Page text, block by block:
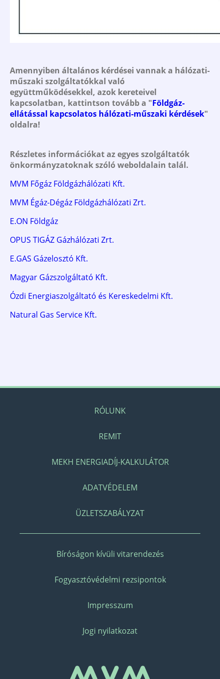
Amennyiben általános kérdései vannak a hálózati-
műszaki szolgáltatókkal való
együttműködésekkel, azok kereteivel
kapcsolatban, kattintson tovább a "Földgáz-
ellátással kapcsolatos hálózati-műszaki kérdések"
oldalra!
Részletes információkat az egyes szolgáltatók
önkormányzatoknak szóló weboldalain talál.
MVM Főgáz Földgázhálózati Kft.
MVM Égáz-Dégáz Földgázhálózati Zrt.
E.ON Földgáz
OPUS TIGÁZ Gázhálózati Zrt.
E.GAS Gázelosztó Kft.
Magyar Gázszolgáltató Kft.
Ózdi Energiaszolgáltató és Kereskedelmi Kft.
Natural Gas Service Kft.
RÓLUNK
REMIT
MEKH ENERGIADÍJ-KALKULÁTOR
ADATVÉDELEM
ÜZLETSZABÁLYZAT
Bíróságon kívüli vitarendezés
Fogyasztóvédelmi rezsipontok
Impresszum
Jogi nyilatkozat